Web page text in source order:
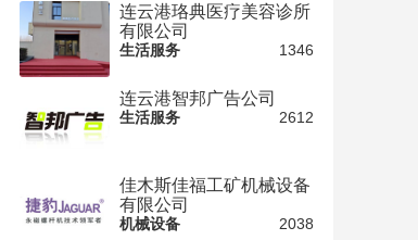
连云港珞典医疗美容诊所
有限公司
生活服务 1346
连云港智邦广告公司
生活服务 2612
佳木斯佳福工矿机械设备
有限公司
机械设备 2038